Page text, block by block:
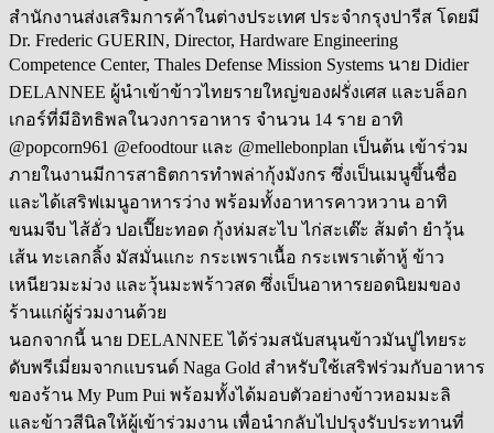
สำนักงานส่งเสริมการค้าในต่างประเทศ ประจำกรุงปารีส โดยมี
Dr. Frederic GUERIN, Director, Hardware Engineering
Competence Center, Thales Defense Mission Systems นาย Didier
DELANNEE ผู้นำเข้าข้าวไทยรายใหญ่ของฝรั่งเศส และบล็อก
เกอร์ที่มีอิทธิพลในวงการอาหาร จำนวน 14 ราย อาทิ
@popcorn961 @efoodtour และ @mellebonplan เป็นต้น เข้าร่วม
ภายในงานมีการสาธิตการทำพล่ากุ้งมังกร ซึ่งเป็นเมนูขึ้นชื่อ
และได้เสริฟเมนูอาหารว่าง พร้อมทั้งอาหารคาวหวาน อาทิ
ขนมจีบ ไส้อั่ว ปอเปี๊ยะทอด กุ้งห่มสะไบ ไก่สะเต๊ะ ส้มตำ ยำวุ้น
เส้น ทะเลกลิ้ง มัสมั่นแกะ กระเพราเนื้อ กระเพราเต้าหู้ ข้าว
เหนียวมะม่วง และวุ้นมะพร้าวสด ซึ่งเป็นอาหารยอดนิยมของ
ร้านแก่ผู้ร่วมงานด้วย
นอกจากนี้ นาย DELANNEE ได้ร่วมสนับสนุนข้าวมันปูไทยระ
ดับพรีเมี่ยมจากแบรนด์ Naga Gold สำหรับใช้เสริฟร่วมกับอาหาร
ของร้าน My Pum Pui พร้อมทั้งได้มอบตัวอย่างข้าวหอมมะลิ
และข้าวสีนิลให้ผู้เข้าร่วมงาน เพื่อนำกลับไปปรุงรับประทานที่